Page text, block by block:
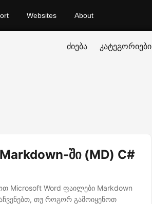
Websites About
ძიება კატეგორიები
ში (MD) C#
Microsoft Word ფაილები Markdown
თუ როგორ გამოიყენოთ